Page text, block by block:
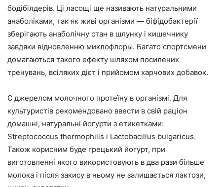
бодібілдерів. Ці ласощі ще називають натуральними
анаболіками, так як живі організми — біфідобактерії
зберігають анаболічну стан в шлунку і кишечнику
завдяки відновленню миклофлоры. Багато спортсмени
домагаються такого ефекту шляхом посилених
тренувань, всіляких дієт і прийомом харчових добавок.
Є джерелом молочного протеїну в організмі. Для
культуристів рекомендовано ввести в свій раціон
домашні, натуральні йогурти з етикетками:
Streptococcus thermophilis і Lactobacillus bulgaricus.
Також корисним буде грецький йогурт, при
виготовленні якого використовують в два рази більше
молока і після закису в ньому не залишається лактози,